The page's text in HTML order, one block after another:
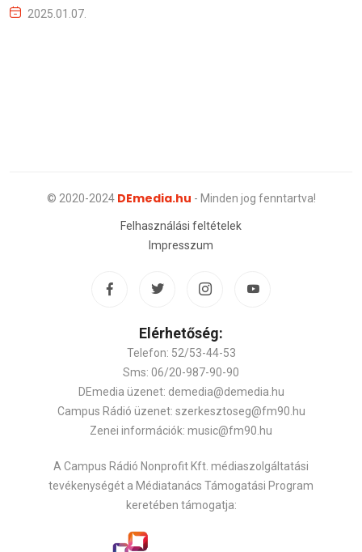
2025.01.07.
© 2020-2024 DEmedia.hu - Minden jog fenntartva!
Felhasználási feltételek
Impresszum
Elérhetőség:
Telefon: 52/53-44-53
Sms: 06/20-987-90-90
DEmedia üzenet: demedia@demedia.hu
Campus Rádió üzenet: szerkesztoseg@fm90.hu
Zenei információk: music@fm90.hu
A Campus Rádió Nonprofit Kft. médiaszolgáltatási
tevékenységét a Médiatanács Támogatási Program
keretében támogatja: